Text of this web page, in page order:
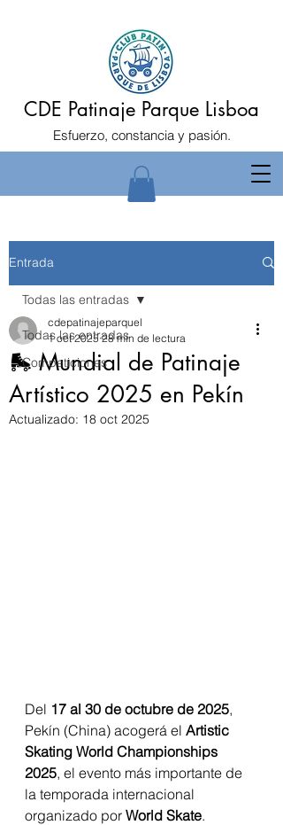
CDE Patinaje Parque Lisboa
Esfuerzo, constancia y pasión.
Entrada
Todas las entradas
Competiciones
Todas las entradas
🛼 Mundial de Patinaje
Artístico 2025 en Pekín
cdepatinajeparquel
1 oct 2025 28 min de lectura
Actualizado: 18 oct 2025
Del 17 al 30 de octubre de 2025,
Pekín (China) acogerá el Artistic
Skating World Championships
2025, el evento más importante de
la temporada internacional
organizado por World Skate.